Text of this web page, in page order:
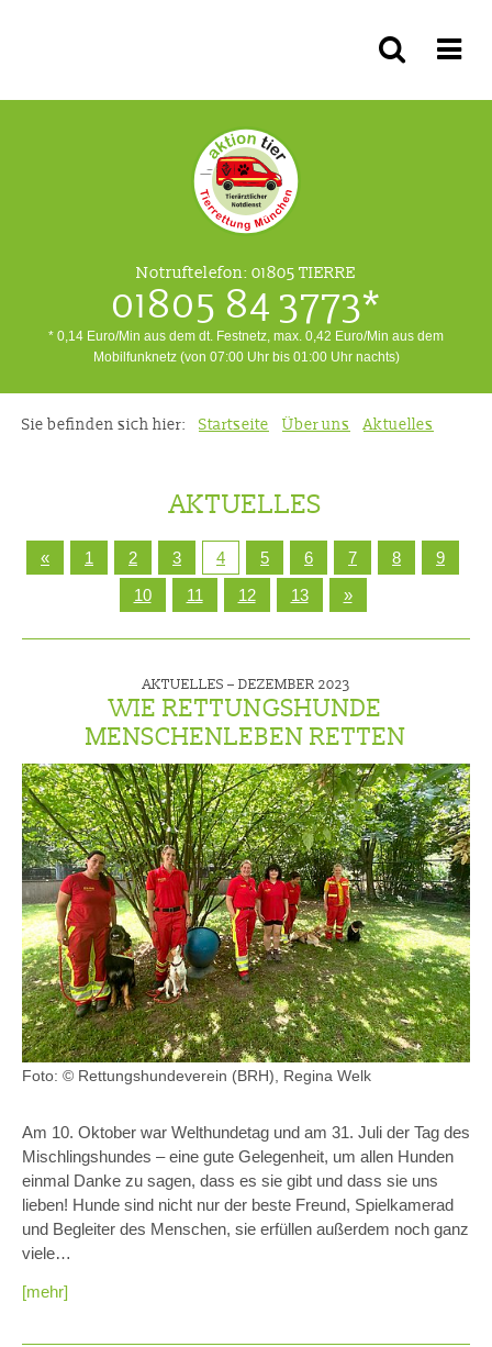
Notruftelefon: 01805 TIERRE
01805 84 3773*
* 0,14 Euro/Min aus dem dt. Festnetz, max. 0,42 Euro/Min aus dem
Mobilfunknetz (von 07:00 Uhr bis 01:00 Uhr nachts)
Sie befinden sich hier: Startseite Über uns Aktuelles
AKTUELLES
« 1 2 3 4 5 6 7 8
9
10
11 12 13 »
AKTUELLES – DEZEMBER 2023
WIE RETTUNGSHUNDE
MENSCHENLEBEN RETTEN
Foto: © Rettungshundeverein (BRH), Regina Welk
Am 10. Oktober war Welthundetag und am 31. Juli der Tag des
Mischlingshundes – eine gute Gelegenheit, um allen Hunden
einmal Danke zu sagen, dass es sie gibt und dass sie uns
lieben! Hunde sind nicht nur der beste Freund, Spielkamerad
und Begleiter des Menschen, sie erfüllen außerdem noch ganz
viele…
[mehr]